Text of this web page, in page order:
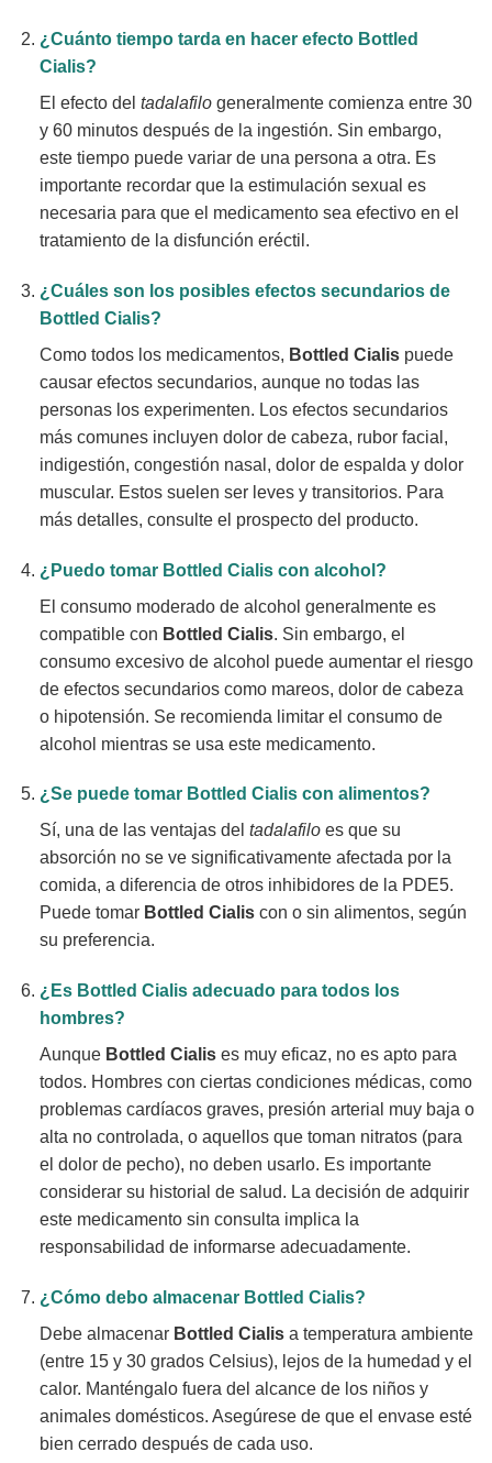
¿Cuánto tiempo tarda en hacer efecto Bottled
Cialis?
El efecto del tadalafilogeneralmente comienza entre 30
y 60 minutos después de la ingestión. Sin embargo,
este tiempo puede variar de una persona a otra. Es
importante recordar que la estimulación sexual es
necesaria para que el medicamento sea efectivo en el
tratamiento de la disfunción eréctil.
¿Cuáles son los posibles efectos secundarios de
Bottled Cialis?
Como todos los medicamentos, Bottled Cialispuede
causar efectos secundarios, aunque no todas las
personas los experimenten. Los efectos secundarios
más comunes incluyen dolor de cabeza, rubor facial,
indigestión, congestión nasal, dolor de espalda y dolor
muscular. Estos suelen ser leves y transitorios. Para
más detalles, consulte el prospecto del producto.
¿Puedo tomar Bottled Cialiscon alcohol?
El consumo moderado de alcohol generalmente es
compatible con Bottled Cialis. Sin embargo, el
consumo excesivo de alcohol puede aumentar el riesgo
de efectos secundarios como mareos, dolor de cabeza
o hipotensión. Se recomienda limitar el consumo de
alcohol mientras se usa este medicamento.
¿Se puede tomar Bottled Cialiscon alimentos?
Sí, una de las ventajas del tadalafiloes que su
absorción no se ve significativamente afectada por la
comida, a diferencia de otros inhibidores de la PDE5.
Puede tomar Bottled Cialiscon o sin alimentos, según
su preferencia.
¿Es Bottled Cialisadecuado para todos los
hombres?
Aunque Bottled Cialises muy eficaz, no es apto para
todos. Hombres con ciertas condiciones médicas, como
problemas cardíacos graves, presión arterial muy baja o
alta no controlada, o aquellos que toman nitratos (para
el dolor de pecho), no deben usarlo. Es importante
considerar su historial de salud. La decisión de adquirir
este medicamento sin consulta implica la
responsabilidad de informarse adecuadamente.
¿Cómo debo almacenar Bottled Cialis?
Debe almacenar Bottled Cialisa temperatura ambiente
(entre 15 y 30 grados Celsius), lejos de la humedad y el
calor. Manténgalo fuera del alcance de los niños y
animales domésticos. Asegúrese de que el envase esté
bien cerrado después de cada uso.